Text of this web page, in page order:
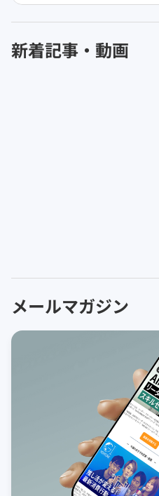
新着記事・動画
メールマガジン